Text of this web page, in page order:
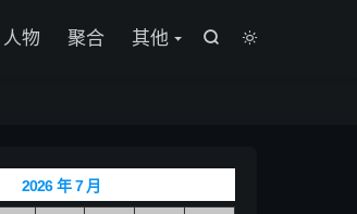


人物 聚合 其他
2026 年 7 月